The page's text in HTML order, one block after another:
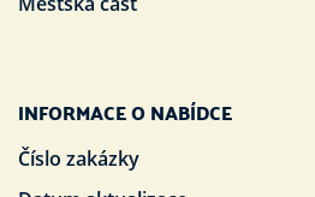
INFORMACE O NABÍDCE
Číslo zakázky